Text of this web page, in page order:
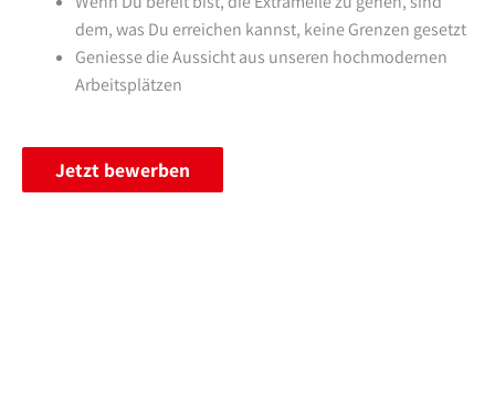
dem, was Du erreichen kannst, keine Grenzen gesetzt
Geniesse die Aussicht aus unseren hochmodernen
Arbeitsplätzen
Jetzt bewerben